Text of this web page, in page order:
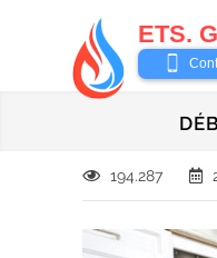
ETS.
194.287